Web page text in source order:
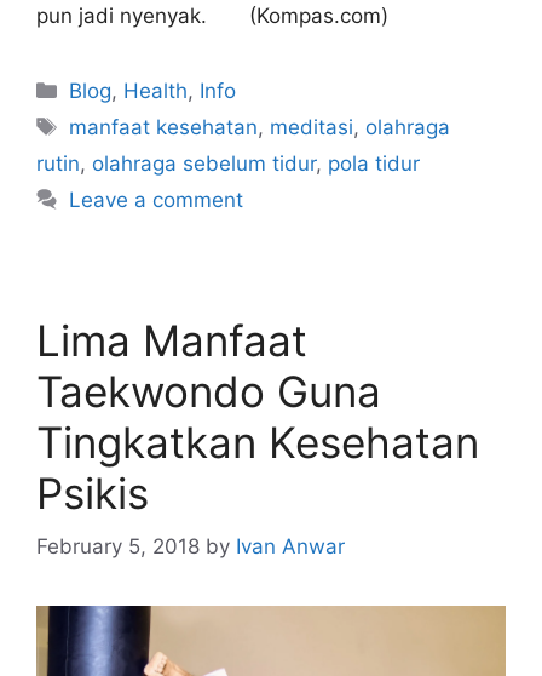
pun jadi nyenyak. (Kompas.com)
Blog, Health, Info
manfaat kesehatan, meditasi, olahraga
rutin, olahraga sebelum tidur, pola tidur
Leave a comment
Lima Manfaat
Taekwondo Guna
Tingkatkan Kesehatan
Psikis
February 5, 2018 by Ivan Anwar